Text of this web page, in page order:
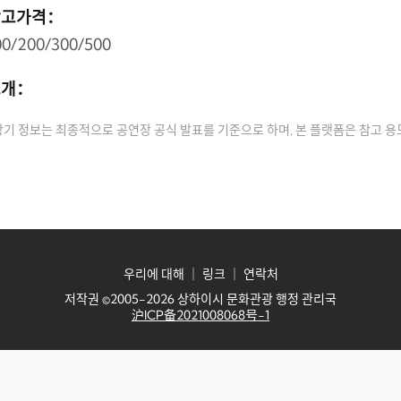
가격：
200/300/500
：
기 정보는 최종적으로 공연장 공식 발표를 기준으로 하며, 본 플랫폼은 참고 용
우리에 대해 링크｜ 연락처
저작권 ©2005-2026 상하이시 문화관광 행정 관리국
沪ICP备2021008068号-1